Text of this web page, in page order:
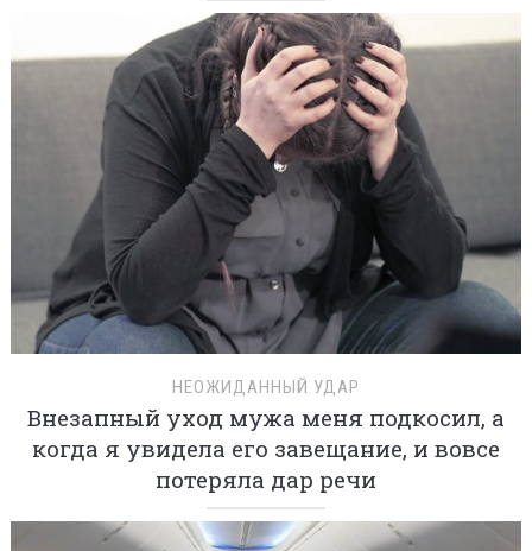
НЕОЖИДАННЫЙ УДАР
Внезапный уход мужа меня подкосил, а
когда я увидела его завещание, и вовсе
потеряла дар речи